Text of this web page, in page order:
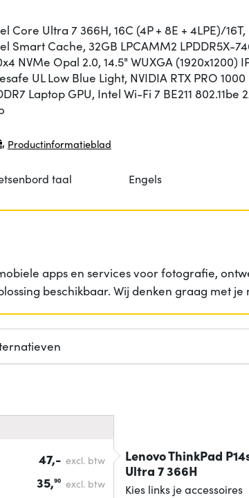
Core Ultra 7 366H, 16C (4P + 8E + 4LPE)/
Smart Cache, 32GB LPCAMM2 LPDDR5X-
NVMe Opal 2.0, 14.5" WUXGA (1920x1200)
UL Low Blue Light, NVIDIA RTX PRO
Laptop GPU, Intel Wi-Fi 7 BE211 802.11be
Productinformatieblad
in nieuw venster)
taal Engels
apps en services voor fotografie,
beschikbaar. Wij denken graag met je
47,- excl. btw
35,90 excl. btw
Lenovo ThinkPad
Ultra 7 366H
Kies links je accessoires